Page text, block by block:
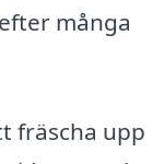
många
fräscha upp